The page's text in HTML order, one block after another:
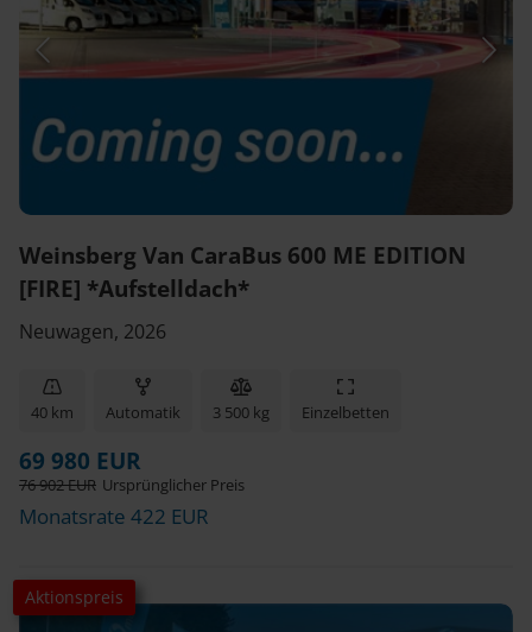
Weinsberg Van CaraBus 600 ME EDITION
[FIRE] *Aufstelldach*
Neuwagen, 2026
40 km Automatik 3 500 kg Einzelbetten
69 980 EUR
76 902 EUR Ursprünglicher Preis
Monatsrate 422 EUR
Aktionspreis